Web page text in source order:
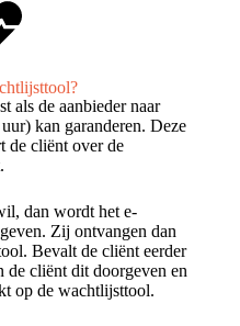
als de aanbieder naar
kan garanderen. Deze
de cliënt over de
dan wordt het e-
Zij ontvangen dan
Bevalt de cliënt eerder
de cliënt dit doorgeven en
op de wachtlijsttool.